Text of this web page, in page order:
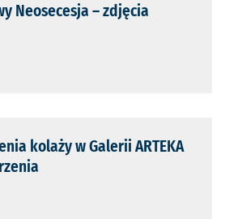
Neosecesja – zdjęcia
kolaży w Galerii ARTEKA